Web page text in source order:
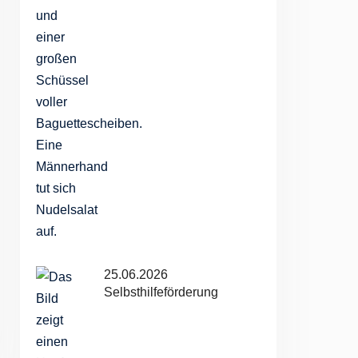
25.06.2026
Selbsthilfeförderung